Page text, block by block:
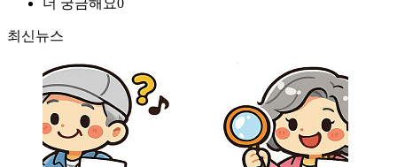
더 궁금해요0
최신뉴스